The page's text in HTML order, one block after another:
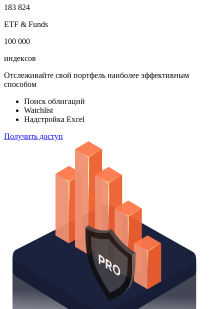
183 824
ETF & Funds
100 000
индексов
Отслеживайте свой портфель наиболее эффективным
способом
Поиск облигаций
Watchlist
Надстройка Excel
Получить доступ